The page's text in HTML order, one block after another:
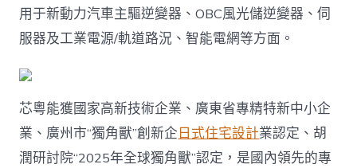
用于新動力汽車主驅逆變器、OBC風光儲逆變器、伺
服器及工業電源/軌道路況、智能電網等方面。
芯粵能獲國家高新技術企業、廣東省專精特新中小企
業、廣州市“獨角獸”創新企日式住宅設計業認定、胡
潤研討院“2025年全球獨角獸”認定，是國內領先的專